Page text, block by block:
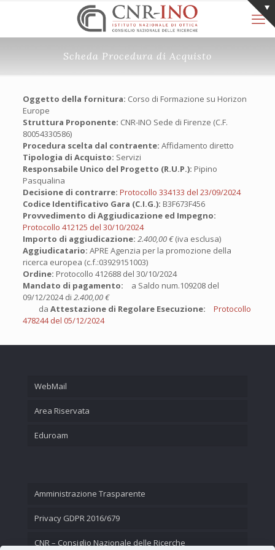
Scheda Procedura di Acquisto
Oggetto della fornitura: Corso di Formazione su Horizon
Europe
Struttura Proponente: CNR-INO Sede di Firenze (C.F.
80054330586)
Procedura scelta dal contraente: Affidamento diretto
Tipologia di Acquisto: Servizi
Responsabile Unico del Progetto (R.U.P.): Pipino
Pasqualina
Decisione di contrarre: Protocollo 334133 del 23/09/2024
Codice Identificativo Gara (C.I.G.): B3F673F456
Provvedimento di Aggiudicazione ed Impegno:
Protocollo 412125 del 30/10/2024
Importo di aggiudicazione: 2.400,00 €(iva esclusa)
Aggiudicatario: APRE Agenzia per la promozione della
ricerca europea (c.f.:03929151003)
Ordine: Protocollo 412688 del 30/10/2024
Mandato di pagamento: a Saldo num.109208 del
09/12/2024 di 2.400,00 €
da Attestazione di Regolare Esecuzione:
Protocollo
478244 del 05/12/2024
WebMail
Area Riservata
Eduroam
Amministrazione Trasparente
Privacy GDPR 2016/679
CNR – Consiglio Nazionale delle Ricerche